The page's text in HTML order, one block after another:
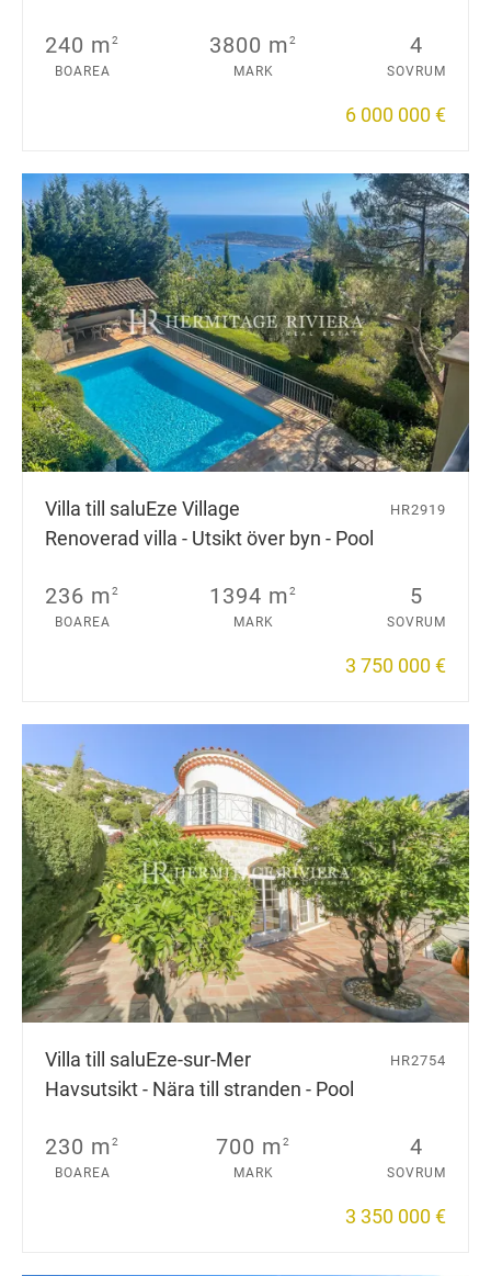
240 m2
BOAREA
3800 m2
MARK
4
SOVRUM
6 000 000 €
Villa till saluEze Village
Renoverad villa - Utsikt över byn - Pool
HR2919
236 m2
BOAREA
1394 m2
MARK
5
SOVRUM
3 750 000 €
Villa till saluEze-sur-Mer
Havsutsikt - Nära till stranden - Pool
HR2754
230 m2
BOAREA
700 m2
MARK
4
SOVRUM
3 350 000 €